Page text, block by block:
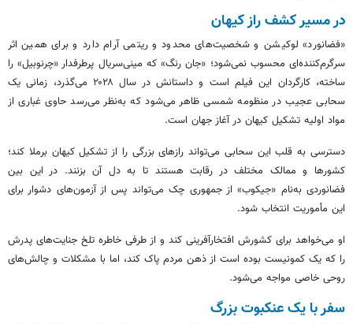
در مسیر کشف راز کیهان
«فضانورد» لوکیشن و شخصیت‌های محدود و ریتمی آرام دارد و برای همین اثر
سرگرم‌کننده‌ای محسوب نمی‌شود؛ «جان رنگ» که مینی‌سریال پرطرفدار «چرنوبیل» را
ساخته، کارگردان این فیلم است و داستانش در سال ۲۰۲۸ می‌گذرد، زمانی یک
سحابی عجیب در منظومه شمسی ظاهر می‌شود که به‌نظر می‌رسد حاوی غباری از
مواد اولیه تشکیل کیهان در آغاز جهان است.
دسترسی به قلب این سحابی می‌تواند رازهای بزرگی را از تشکیل کیهان برملا کند؛
کشورها و ممالک مختلف در رقابت هستند تا به دل آن بزنند. در این بین
فضانوردی به‌نام «جیکوب» از جمهوری چک می‌تواند پس از آزمون‌های دشوار برای
این مأموریت انتخاب شود.
او می‌خواهد برای کشورش افتخارآفرینی کند و از طرفی خاطره تلخ جنایت‌های پدرش
را که یک کمونیست بوده است از ذهن مردم پاک کند، اما با مشکلات و چالش‌های
روحی خاصی مواجه می‌شود.
سفر با یک عنکبوت بزرگ